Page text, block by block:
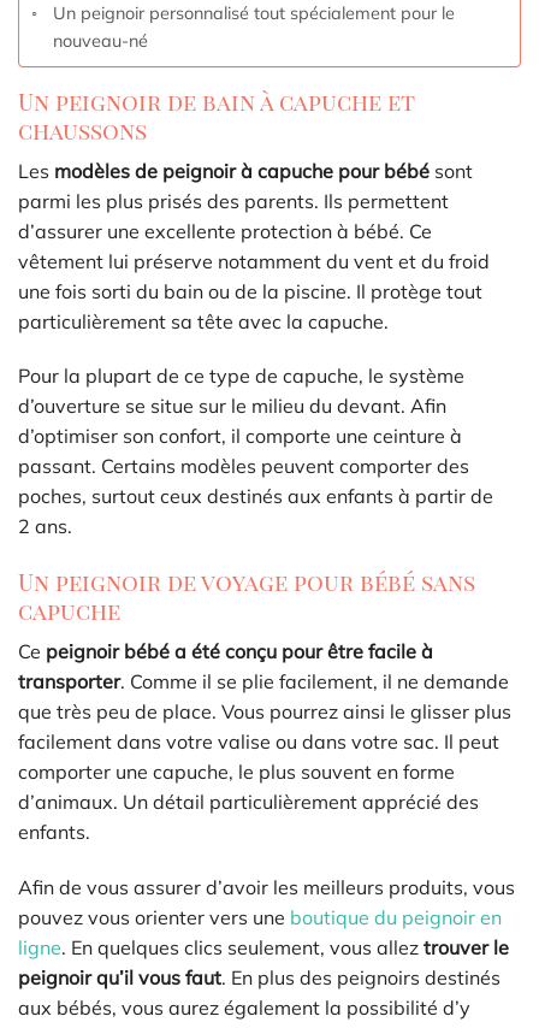
Un peignoir personnalisé tout spécialement pour le
nouveau-né
Un peignoir de bain à capuche et
chaussons
Les modèles de peignoir à capuche pour bébé sont
parmi les plus prisés des parents. Ils permettent
d’assurer une excellente protection à bébé. Ce
vêtement lui préserve notamment du vent et du froid
une fois sorti du bain ou de la piscine. Il protège tout
particulièrement sa tête avec la capuche.
Pour la plupart de ce type de capuche, le système
d’ouverture se situe sur le milieu du devant. Afin
d’optimiser son confort, il comporte une ceinture à
passant. Certains modèles peuvent comporter des
poches, surtout ceux destinés aux enfants à partir de
2 ans.
Un peignoir de voyage pour bébé sans
capuche
Ce peignoir bébé a été conçu pour être facile à
transporter. Comme il se plie facilement, il ne demande
que très peu de place. Vous pourrez ainsi le glisser plus
facilement dans votre valise ou dans votre sac. Il peut
comporter une capuche, le plus souvent en forme
d’animaux. Un détail particulièrement apprécié des
enfants.
Afin de vous assurer d’avoir les meilleurs produits, vous
pouvez vous orienter vers une boutique du peignoir en
ligne. En quelques clics seulement, vous allez trouver le
peignoir qu’il vous faut. En plus des peignoirs destinés
aux bébés, vous aurez également la possibilité d’y